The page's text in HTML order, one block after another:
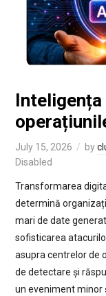
July 15, 2026 by
Disabled
Transformarea
determină
mari de date
sofisticarea
asupra centrelor de
de detectare și
un eveniment minor